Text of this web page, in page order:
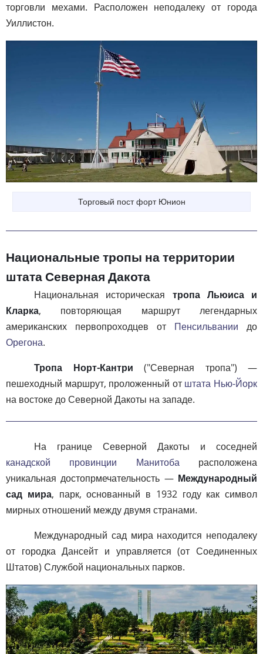
торговли мехами. Расположен неподалеку от города
Уиллистон.
Торговый пост форт Юнион
Национальные тропы на территории
штата Северная Дакота
Национальная историческая тропа Льюиса и
Кларка, повторяющая маршрут легендарных
американских первопроходцев от Пенсильвании до
Орегона.
Тропа Норт-Кантри ("Северная тропа") —
пешеходный маршрут, проложенный от штата Нью-Йорк
на востоке до Северной Дакоты на западе.
На границе Северной Дакоты и соседней
канадской провинции
Манитобарасположена
уникальная достопрмечательность — Международный
сад мира, парк, основанный в 1932 году как символ
мирных отношений между двумя странами.
Международный сад мира находится неподалеку
от городка Дансейт и управляется (от Соединенных
Штатов) Службой национальных парков.